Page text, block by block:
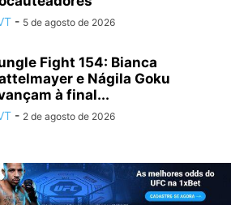
- 5 de agosto de 2026
Fight 154: Bianca
e Nágila Goku
à final...
- 2 de agosto de 2026